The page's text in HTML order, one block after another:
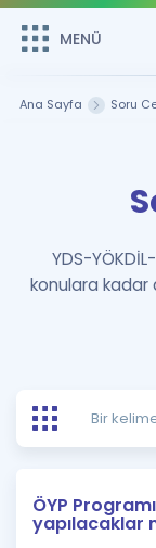
MENÜ
Remzi Hoca ile
MENÜ
Çalışma
Kitaplar ve
Ücretsiz
Puan
Blog
Hakkımızda
Ana Sayfa Soru
YDS-
konulara kadar
ÖYP
yapılacaklar